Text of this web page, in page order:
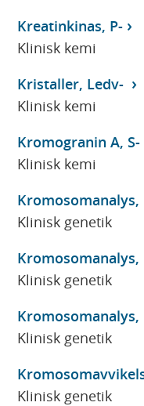
Kreatinkinas, P-
Klinisk kemi
Kristaller, Ledv-
Klinisk kemi
Kromogranin A, S-
Klinisk kemi
Klinisk genetik
Klinisk genetik
Klinisk genetik
Klinisk genetik